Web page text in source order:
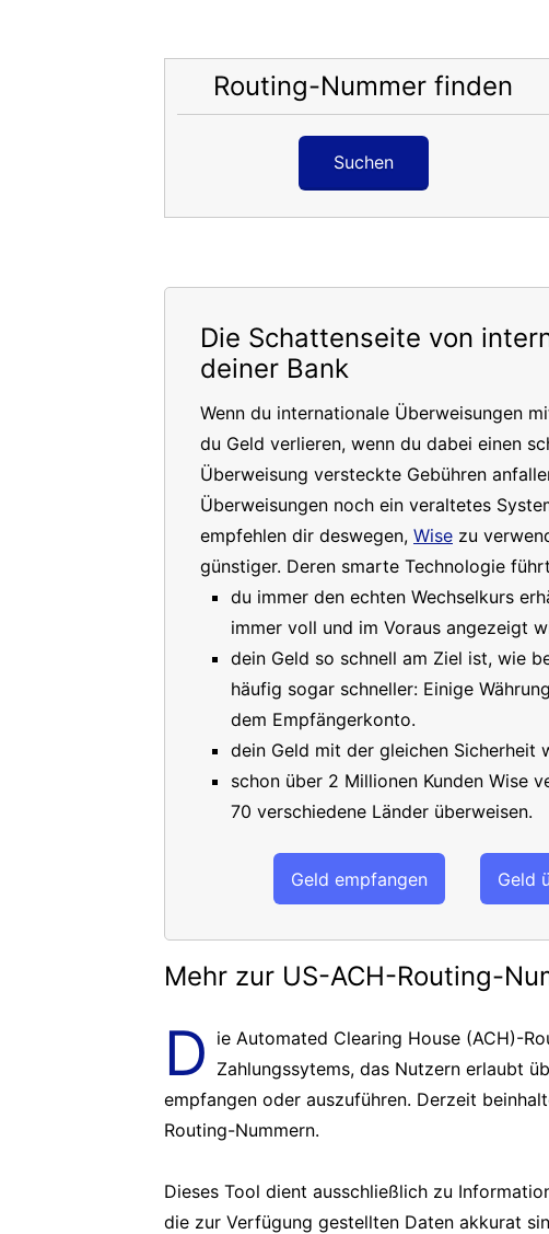
Routing-Nummer finden
Suchen
Die Schattenseite von
deiner Bank
Wenn du internationale Überweisungen
du Geld verlieren, wenn du dabei einen
Überweisung versteckte Gebühren
Überweisungen noch ein veraltetes
empfehlen dir deswegen, Wise zu
günstiger. Deren smarte Technologie
du immer den echten Wechselkurs
immer voll und im Voraus angezeigt
dein Geld so schnell am Ziel ist, wie
häufig sogar schneller: Einige
dem Empfängerkonto.
dein Geld mit der gleichen Sicherheit
schon über 2 Millionen Kunden Wise
70 verschiedene Länder überweisen.
Geld empfangen Geld
Mehr zur US-ACH-Routing-
D ie Automated Clearing House (ACH)-
Zahlungssytems, das Nutzern erlaubt
empfangen oder auszuführen. Derzeit
Routing-Nummern.
Dieses Tool dient ausschließlich zu
die zur Verfügung gestellten Daten akkurat